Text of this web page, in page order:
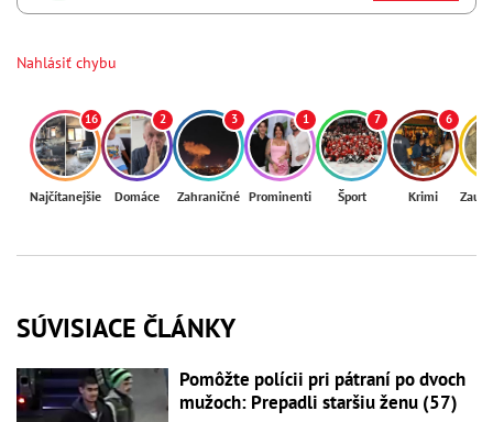
Nahlásiť chybu
16
Najčítanejšie
2
Domáce
3
Zahraničné
1
Prominenti
7
Šport
6
Krimi
SÚVISIACE ČLÁNKY
Pomôžte polícii pri pátraní po dvoch
mužoch: Prepadli staršiu ženu (57)